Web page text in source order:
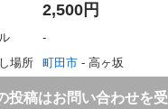
2,500円
-
場所
町田市 - 高ヶ坂
投稿はお問い合わせを受